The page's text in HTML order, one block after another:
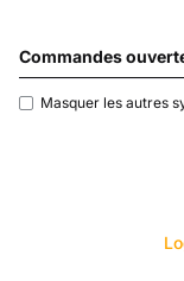
Commandes
Masquer les autres